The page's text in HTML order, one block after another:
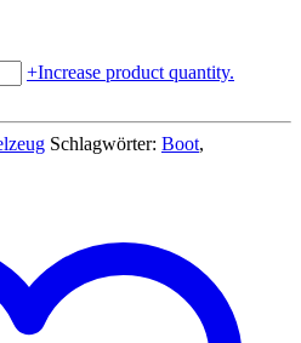
+Increase product quantity.
Schlagwörter: Boot,